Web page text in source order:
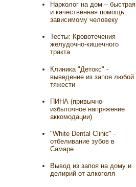
Нарколог на дом – быстрая
и качественная помощь
зависимому человеку
Тесты: Кровотечения
желудочно-кишечного
тракта
Клиника "Детокс" -
выведение из запоя любой
тяжести
ПИНА (привычно-
избыточное напряжение
аккомодации)
"White Dental Clinic" -
отбеливание зубов в
Самаре
Вывод из запоя на дому и
делирий от алкоголя